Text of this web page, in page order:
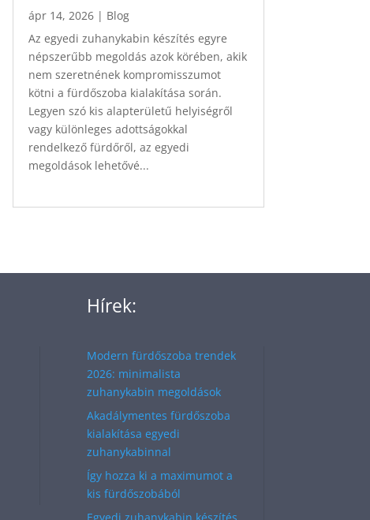
ápr 14, 2026| Blog
Az egyedi zuhanykabin készítés egyre
népszerűbb megoldás azok körében, akik
nem szeretnének kompromisszumot
kötni a fürdőszoba kialakítása során.
Legyen szó kis alapterületű helyiségről
vagy különleges adottságokkal
rendelkező fürdőről, az egyedi
megoldások lehetővé...
Hírek:
Modern fürdőszoba trendek
2026: minimalista
zuhanykabin megoldások
Akadálymentes fürdőszoba
kialakítása egyedi
zuhanykabinnal
Így hozza ki a maximumot a
kis fürdőszobából